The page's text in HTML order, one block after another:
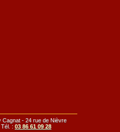
Cagnat - 24 rue de Nièvre
: 03 86 61 09 28